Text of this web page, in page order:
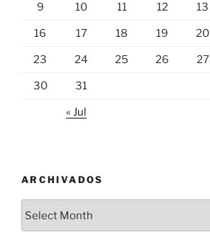
9 10 11 12 13
16 17 18 19 20
23 24 25 26 27
30 31
« Jul
ARCHIVADOS